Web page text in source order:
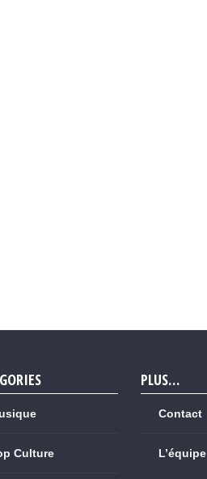
Culture
PLUS…
Contact
L’équipe